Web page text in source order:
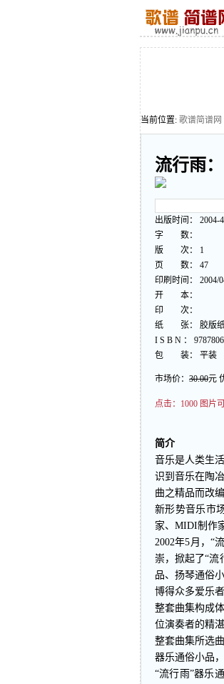
当前位置: 歌谱简谱网
流行雨
出版时间： 2004-
字 数：
版 次： 1
页 数： 47
印刷时间： 2004/
开 本：
印 次：
纸 张： 胶版
I S B N ：
包 装： 平装
市场价： 30.00元
点击： 1000 图片
简介
音乐是人类生
识到音乐在陶
曲之精品而改
新形势音乐市
家、MIDI制作
2002年5月，“
崇，掀起了“流
品、扬琴通俗
博得众多爱乐
整套曲集构成
位演奏者的精
整套曲集所选
器乐通俗小品
“流行雨”器乐